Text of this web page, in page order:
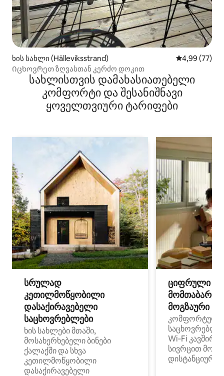
ხის სახლი (Hälleviksstrand) საშუალო
4,99 (77)
Იცხოვრეთ ზღვასთან კერძო დოკით
სახლისთვის დამახასიათებელი
კომფორტი და შესანიშნავი
ყოველთვიური ტარიფები
სრულად
კეთილმოწყობილი
დასაქირავებელი
საცხოვრებლები
ხის სახლები მთაში,
მოსახერხებელი ბინები
ქალაქში და სხვა
კეთილმოწყობილი
დასაქირავებელი
ციფრული
მოგზაური
კომფორტული
Wi‑Fi
სივრცით
დისტანციური